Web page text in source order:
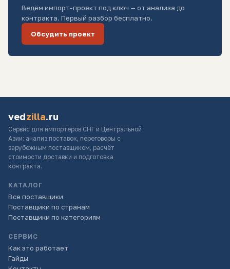
Ведём импорт-проект под ключ — от анализа до
контракта. Первый разбор бесплатно.
Обсудить проект
vedzilla.ru
Сервис для импортёров СНГ и Центральной
Азии: анализ поставок, переговоры с
зарубежным поставщиком, расчёт
стоимости доставки и подготовка
контракта.
КАТАЛОГ
Все поставщики
Поставщики по странам
Поставщики по категориям
СЕРВИС
Как это работает
Гайды